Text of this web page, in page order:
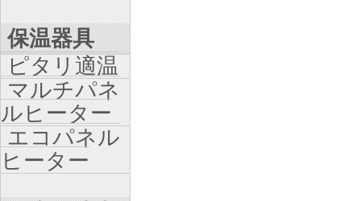
保温器具
ピタリ適温
マルチパネ
ルヒーター
エコパネル
ヒーター